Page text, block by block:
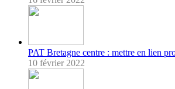
PAT Bretagne centre : mettre en lien
10 février 2022